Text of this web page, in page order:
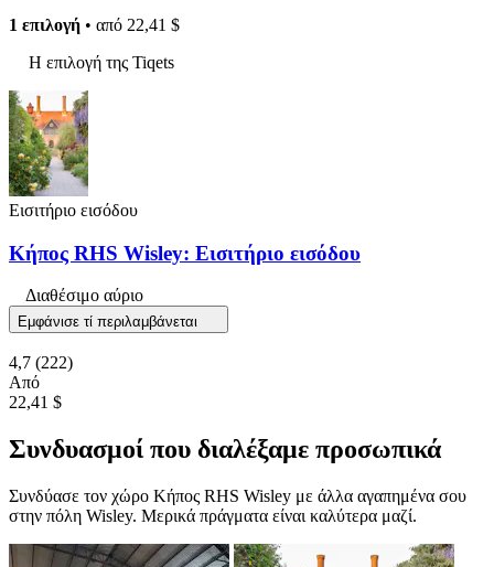
1 επιλογή • από 22,41 $
Η επιλογή της Tiqets
Εισιτήριο εισόδου
Κήπος RHS Wisley: Εισιτήριο εισόδου
Διαθέσιμο αύριο
Εμφάνισε τί περιλαμβάνεται
4,7 (222)
Από
22,41 $
Συνδυασμοί που διαλέξαμε προσωπικά
Συνδύασε τον χώρο Κήπος RHS Wisley με άλλα αγαπημένα σου
στην πόλη Wisley. Μερικά πράγματα είναι καλύτερα μαζί.